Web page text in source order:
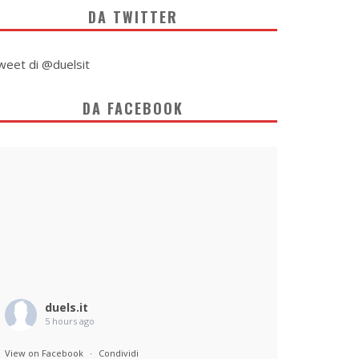
DA TWITTER
di @duelsit
DA FACEBOOK
duels.it
5 hours ago
View on Facebook · Condividi